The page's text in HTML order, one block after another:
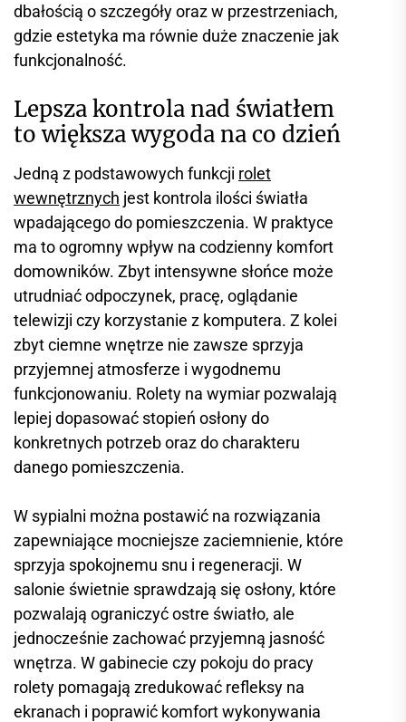
dbałością o szczegóły oraz w przestrzeniach,
gdzie estetyka ma równie duże znaczenie jak
funkcjonalność.
Lepsza kontrola nad światłem
to większa wygoda na co dzień
Jedną z podstawowych funkcji rolet
wewnętrznych jest kontrola ilości światła
wpadającego do pomieszczenia. W praktyce
ma to ogromny wpływ na codzienny komfort
domowników. Zbyt intensywne słońce może
utrudniać odpoczynek, pracę, oglądanie
telewizji czy korzystanie z komputera. Z kolei
zbyt ciemne wnętrze nie zawsze sprzyja
przyjemnej atmosferze i wygodnemu
funkcjonowaniu. Rolety na wymiar pozwalają
lepiej dopasować stopień osłony do
konkretnych potrzeb oraz do charakteru
danego pomieszczenia.
W sypialni można postawić na rozwiązania
zapewniające mocniejsze zaciemnienie, które
sprzyja spokojnemu snu i regeneracji. W
salonie świetnie sprawdzają się osłony, które
pozwalają ograniczyć ostre światło, ale
jednocześnie zachować przyjemną jasność
wnętrza. W gabinecie czy pokoju do pracy
rolety pomagają zredukować refleksy na
ekranach i poprawić komfort wykonywania